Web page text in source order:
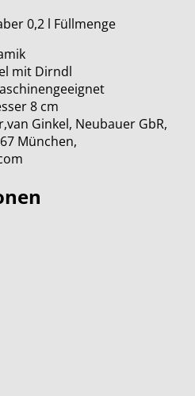
0,2 l Füllmenge
mit Dirndl
8 cm
Ginkel, Neubauer GbR,
München,